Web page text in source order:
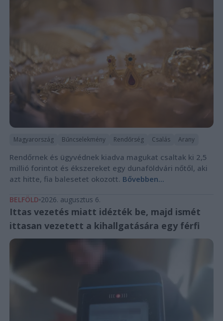
Magyarország Bűncselekmény Rendőrség Csalás Arany
Rendőrnek és ügyvédnek kiadva magukat csaltak ki 2,5
millió forintot és ékszereket egy dunaföldvári nőtől, aki
azt hitte, fia balesetet okozott. Bővebben...
BELFÖLD 2026. augusztus 6.
Ittas vezetés miatt idézték be, majd ismét
ittasan vezetett a kihallgatására egy férfi